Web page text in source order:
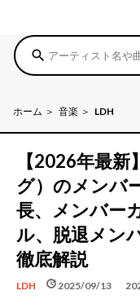
search
ホーム 音楽 LDH
【2026年最
グ）のメンバ
長、メンバー
ル、脱退メン
徹底解説
LDH schedule 2025/09/13
update